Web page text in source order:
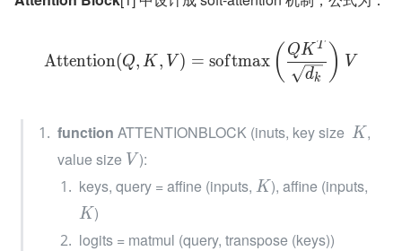
Attention(Q, K , V ) = softmax ( dk
QK T ) V
function ATTENTIONBLOCK (inuts, key size K ,
value size V ):
keys, query = affine (inputs, K ), affine (inputs,
K )
logits = matmul (query, transpose (keys))